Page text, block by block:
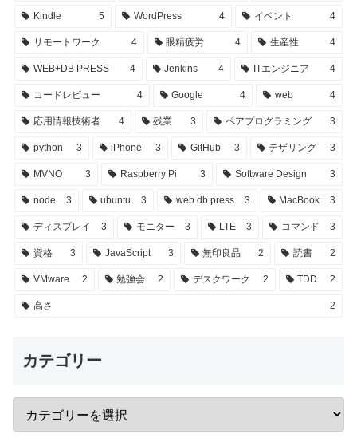
Kindle 5 WordPress 4 イベント 4
リモートワーク 4 眼精疲労 4 生産性 4
WEB+DB PRESS 4 Jenkins 4 ITエンジニア 4
コードレビュー 4 Google 4 web 4
応用情報技術者 4 残業 3 ペアプログラミング 3
python 3 iPhone 3 GitHub 3 テザリング 3
MVNO 3 Raspberry Pi 3 Software Design 3
node 3 ubuntu 3 web db press 3 MacBook 3
ディスプレイ 3 モニター 3 LTE 3 コマンド 3
資格 3 JavaScript 3 無印良品 2 読書 2
VMware 2 勉強会 2 デスクワーク 2 TDD 2
高さ 2
カテゴリー